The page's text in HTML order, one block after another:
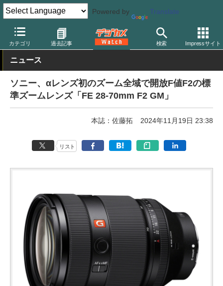
Powered by Translate
カテゴリ 過去記事 検索 Impressサイト
デジカメ Watch レンズ 交換レンズ ソニー
ニュース
ソニー、αレンズ初のズーム全域で開放F値F2の標
準ズームレンズ「FE 28-70mm F2 GM」
本誌：佐藤拓 2024年11月19日 23:38
リスト